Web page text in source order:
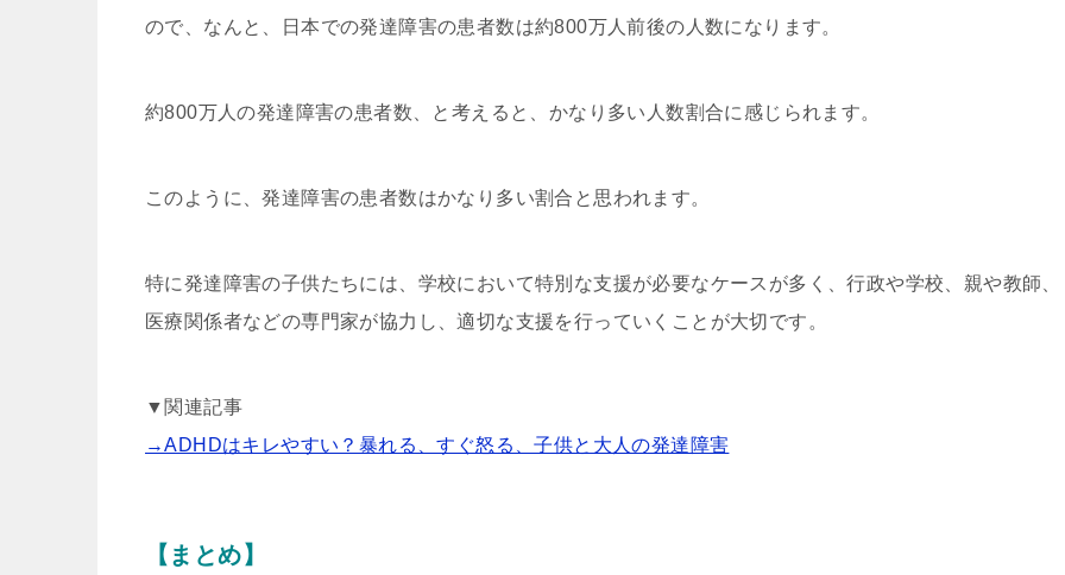
ので、なんと、日本での発達障害の患者数は約800万人前後の人数になります。
約800万人の発達障害の患者数、と考えると、かなり多い人数割合に感じられます。
このように、発達障害の患者数はかなり多い割合と思われます。
特に発達障害の子供たちには、学校において特別な支援が必要なケースが多く、行政や学校、親や教師、
医療関係者などの専門家が協力し、適切な支援を行っていくことが大切です。
▼関連記事
→ADHDはキレやすい？暴れる、すぐ怒る、子供と大人の発達障害
【まとめ】